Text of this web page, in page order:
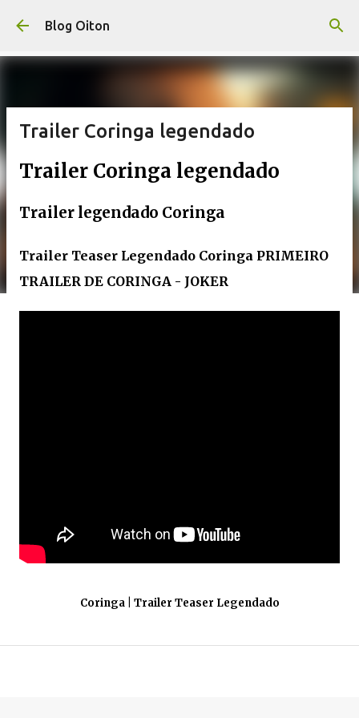
Pular para o conteúdo principal
Blog Oiton
Trailer Coringa legendado
Trailer Coringa legendado
Trailer legendado Coringa
Trailer Teaser Legendado Coringa PRIMEIRO
TRAILER DE CORINGA - JOKER
Coringa | Trailer Teaser Legendado